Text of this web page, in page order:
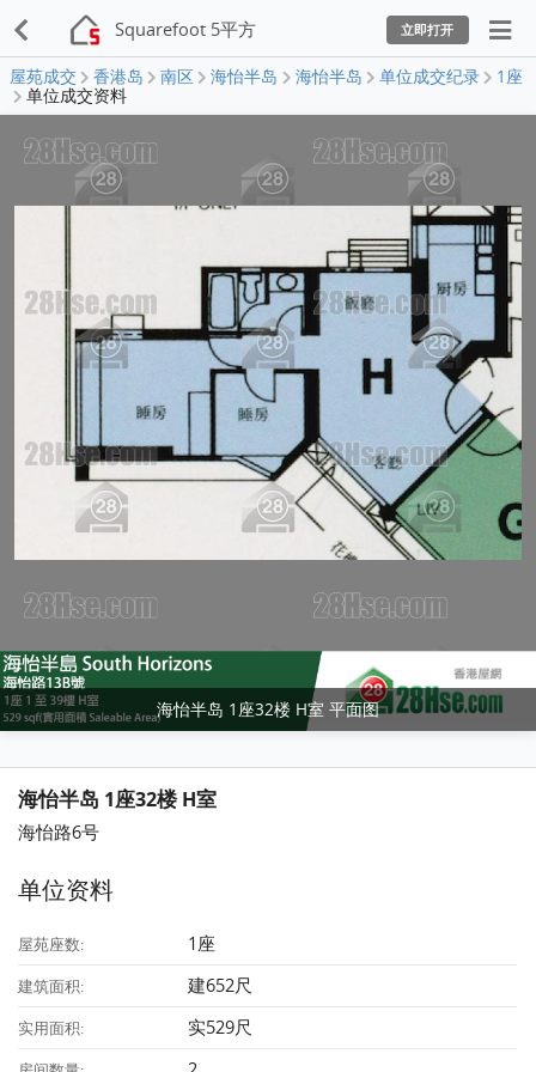
Squarefoot 5平方 立即打开
屋苑成交 香港岛 南区 海怡半岛 海怡半岛 单位成交纪录
1座
单位成交资料
海怡半岛 1座32楼 H室 平面图
海怡半岛 1座32楼 H室
海怡路6号
单位资料
屋苑座数: 1座
建筑面积: 建652尺
实用面积: 实529尺